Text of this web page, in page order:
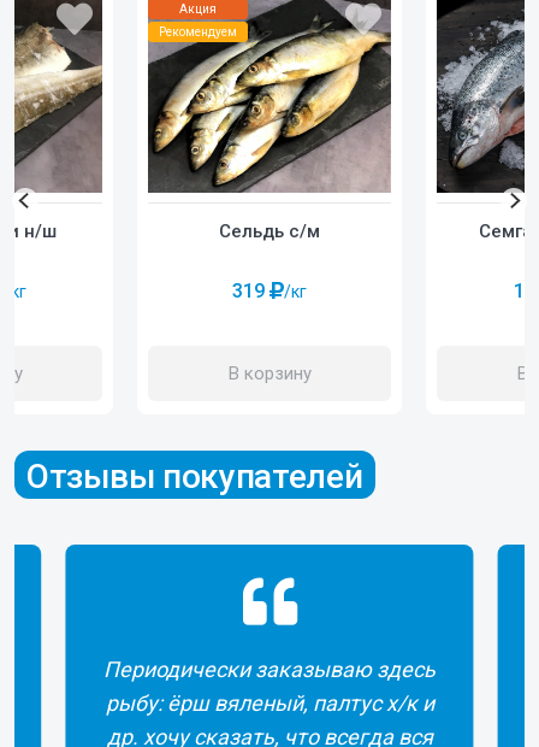
Акция
Рекомендуем
Сельдь с/м
319 /кг
В корзину
Семга
1
В
н/ш
/кг
Отзывы покупателей
Периодически заказываю здесь
рыбу: ёрш вяленый, палтус х/к и
др. хочу сказать, что всегда вся